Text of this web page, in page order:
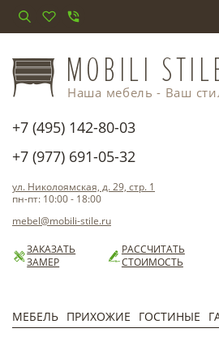
Наша мебель - Ваш
+7 (495) 142-80-03
+7 (977) 691-05-32
ул. Николоямская, д. 29, стр. 1
пн-пт: 10:00 - 18:00
mebel@mobili-stile.ru
ЗАКАЗАТЬ
ЗАМЕР
РАССЧИТАТЬ
СТОИМОСТЬ
МЕБЕЛЬ ПРИХОЖИЕ ГОСТИНЫЕ